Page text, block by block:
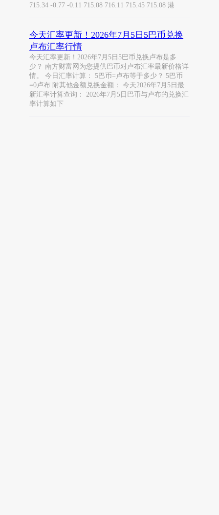
715.34 -0.77 -0.11 715.08 716.11 715.45 715.08 港
今天汇率更新！2026年7月5日5巴币兑换
卢布汇率行情
今天汇率更新！2026年7月5日5巴币兑换卢布是多
少？ 南方财富网为您提供巴币对卢布汇率最新价格详
情。 今日汇率计算： 5巴币=卢布等于多少？ 5巴币
=0卢布 附其他金额兑换金额： 今天2026年7月5日最
新汇率计算查询： 2026年7月5日巴币与卢布的兑换汇
率计算如下